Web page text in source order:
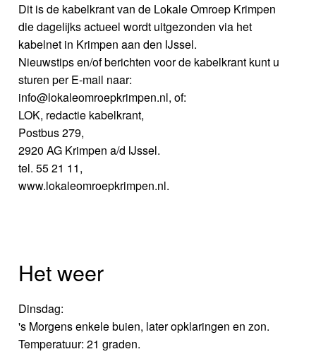
Dit is de kabelkrant van de Lokale Omroep Krimpen
die dagelijks actueel wordt uitgezonden via het
kabelnet in Krimpen aan den IJssel.
Nieuwstips en/of berichten voor de kabelkrant kunt u
sturen per E-mail naar:
info@lokaleomroepkrimpen.nl, of:
LOK, redactie kabelkrant,
Postbus 279,
2920 AG Krimpen a/d IJssel.
tel. 55 21 11,
www.lokaleomroepkrimpen.nl.
Het weer
Dinsdag:
's Morgens enkele buien, later opklaringen en zon.
Temperatuur: 21 graden.